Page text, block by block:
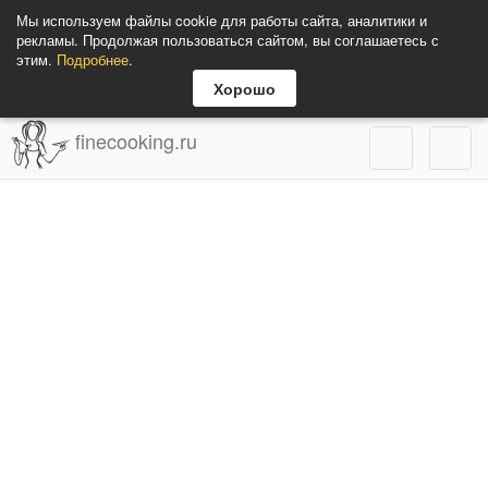
Мы используем файлы cookie для работы сайта, аналитики и
рекламы. Продолжая пользоваться сайтом, вы соглашаетесь с
этим. Подробнее.
Хорошо
finecooking.ru